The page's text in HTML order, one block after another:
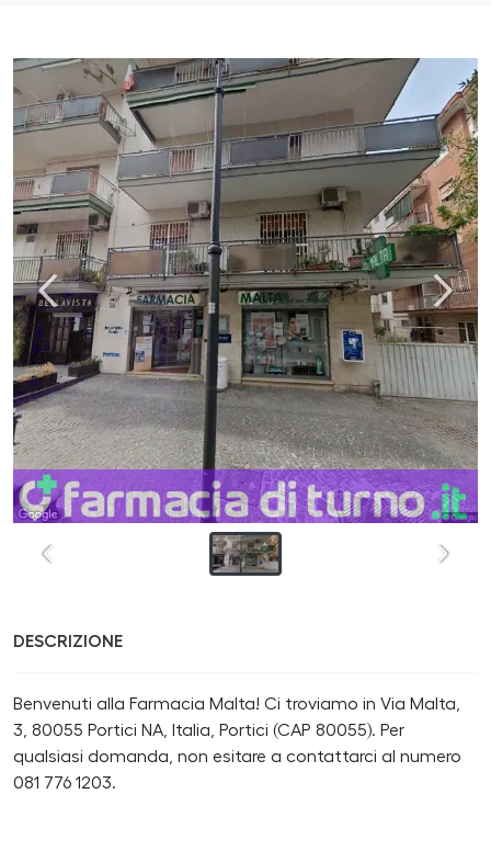
DESCRIZIONE
Benvenuti alla Farmacia Malta! Ci troviamo in Via Malta,
3, 80055 Portici NA, Italia, Portici (CAP 80055). Per
qualsiasi domanda, non esitare a contattarci al numero
081 776 1203.